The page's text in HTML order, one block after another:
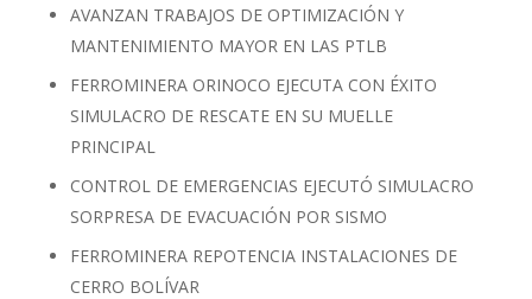
AVANZAN TRABAJOS DE OPTIMIZACIÓN Y
MANTENIMIENTO MAYOR EN LAS PTLB
FERROMINERA ORINOCO EJECUTA CON ÉXITO
SIMULACRO DE RESCATE EN SU MUELLE
PRINCIPAL
CONTROL DE EMERGENCIAS EJECUTÓ SIMULACRO
SORPRESA DE EVACUACIÓN POR SISMO
FERROMINERA REPOTENCIA INSTALACIONES DE
CERRO BOLÍVAR